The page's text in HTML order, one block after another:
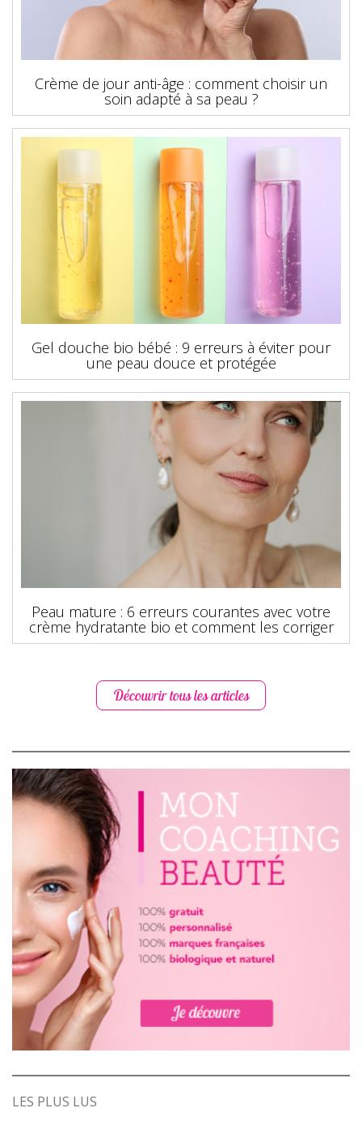
Crème de jour anti-âge : comment choisir un
soin adapté à sa peau ?
Gel douche bio bébé : 9 erreurs à éviter pour
une peau douce et protégée
Peau mature : 6 erreurs courantes avec votre
crème hydratante bio et comment les corriger
Découvrir tous les articles
LES PLUS LUS